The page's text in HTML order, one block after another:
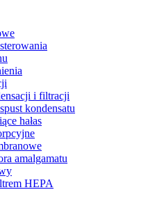
i filtracji
kondensatu
hałas
amalgamatu
HEPA